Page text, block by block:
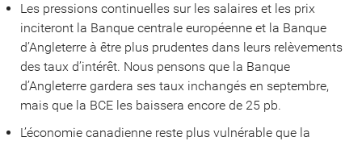
Les pressions continuelles sur les salaires et les prix
inciteront la Banque centrale européenne et la Banque
d’Angleterre à être plus prudentes dans leurs relèvements
des taux d’intérêt. Nous pensons que la Banque
d’Angleterre gardera ses taux inchangés en septembre,
mais que la BCE les baissera encore de 25 pb.
L’économie canadienne reste plus vulnérable que la